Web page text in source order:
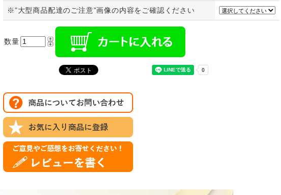
※”大型商品配達のご注意”画像の内容をご確認ください
数量